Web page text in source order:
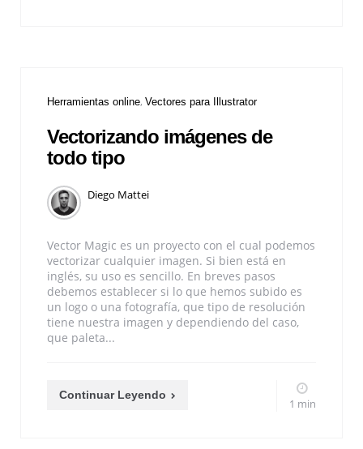
Herramientas online Vectores para Illustrator
Vectorizando imágenes de
todo tipo
Diego Mattei
Vector Magic es un proyecto con el cual podemos
vectorizar cualquier imagen. Si bien está en
inglés, su uso es sencillo. En breves pasos
debemos establecer si lo que hemos subido es
un logo o una fotografía, que tipo de resolución
tiene nuestra imagen y dependiendo del caso,
que paleta...
Continuar Leyendo
1 min